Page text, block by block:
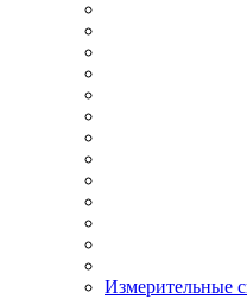
Измерительные